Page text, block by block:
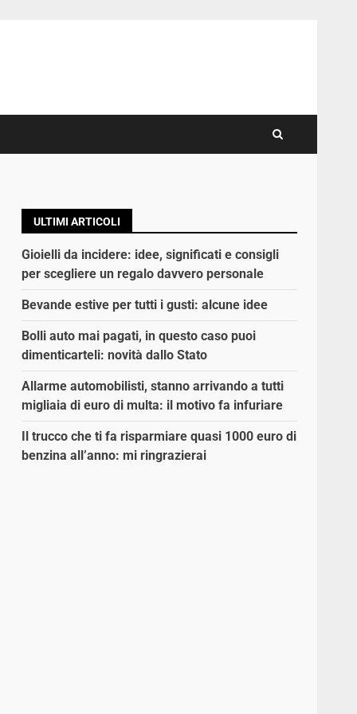
ULTIMI ARTICOLI
Gioielli da incidere: idee, significati e consigli
per scegliere un regalo davvero personale
Bevande estive per tutti i gusti: alcune idee
Bolli auto mai pagati, in questo caso puoi
dimenticarteli: novità dallo Stato
Allarme automobilisti, stanno arrivando a tutti
migliaia di euro di multa: il motivo fa infuriare
Il trucco che ti fa risparmiare quasi 1000 euro di
benzina all’anno: mi ringrazierai